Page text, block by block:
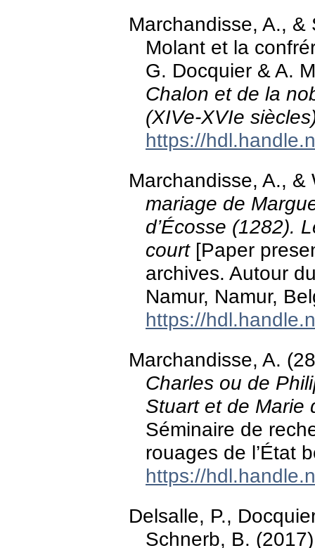
Marchandisse, A.,
Molant et la
G. Docquier & A.
Chalon et de la
(XIVe-XVIe
https://
Marchandisse, A.,
mariage de
d’Écosse (1282).
court[Paper
archives. Autour
Namur, Namur,
https://
Marchandisse, A.
Charles ou de
Stuart et de Marie
Séminaire de
rouages de l’État
https://
Delsalle, P.,
Schnerb, B.